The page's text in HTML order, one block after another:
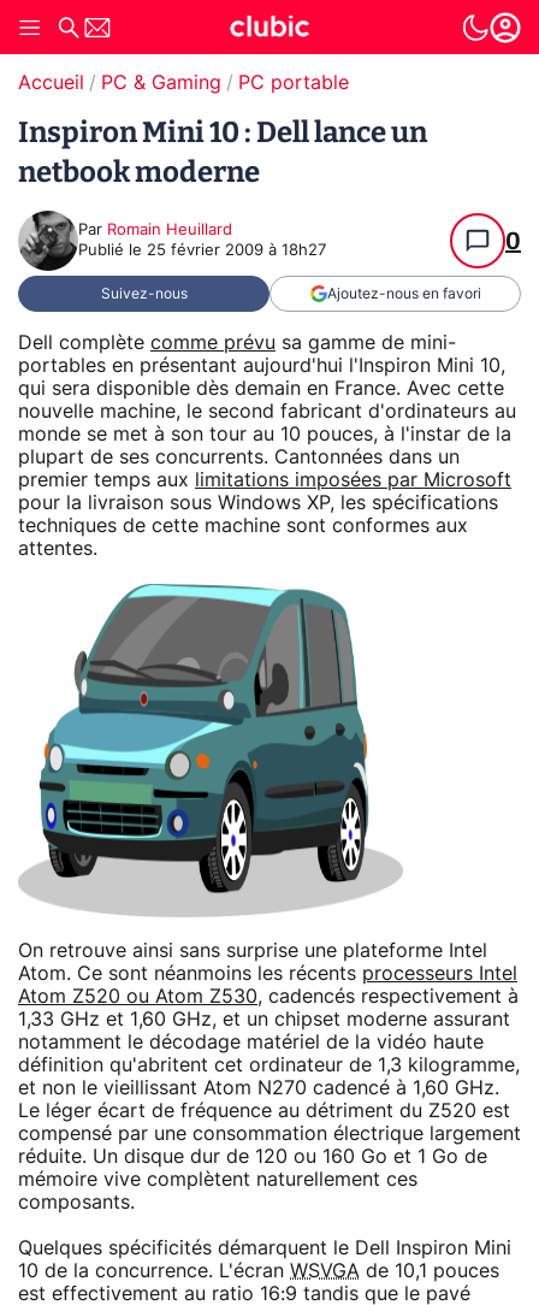
Accueil PC & Gaming PC portable
Inspiron Mini 10 : Dell lance un
netbook moderne
Par Romain Heuillard
Publié le 25 février 2009 à 18h27 0
Suivez-nous Ajoutez-nous en favori
Dell complète comme prévu sa gamme de mini-
portables en présentant aujourd'hui l'Inspiron Mini 10,
qui sera disponible dès demain en France. Avec cette
nouvelle machine, le second fabricant d'ordinateurs au
monde se met à son tour au 10 pouces, à l'instar de la
plupart de ses concurrents. Cantonnées dans un
premier temps aux
limitations imposées par Microsoft
pour la livraison sous Windows XP, les spécifications
techniques de cette machine sont conformes aux
attentes.
On retrouve ainsi sans surprise une plateforme Intel
Atom. Ce sont néanmoins les récents processeurs Intel
Atom Z520 ou Atom Z530, cadencés respectivement à
1,33 GHz et 1,60 GHz, et un chipset moderne assurant
notamment le décodage matériel de la vidéo haute
définition qu'abritent cet ordinateur de 1,3 kilogramme,
et non le vieillissant Atom N270 cadencé à 1,60 GHz.
Le léger écart de fréquence au détriment du Z520 est
compensé par une consommation électrique largement
réduite. Un disque dur de 120 ou 160 Go et 1 Go de
mémoire vive complètent naturellement ces
composants.
Quelques spécificités démarquent le Dell Inspiron Mini
10 de la concurrence. L'écran WSVGA de 10,1 pouces
est effectivement au ratio 16:9 tandis que le pavé